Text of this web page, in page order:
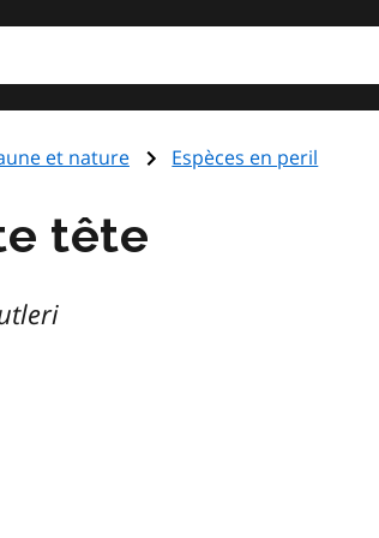
et nature Espèces en peril
tête